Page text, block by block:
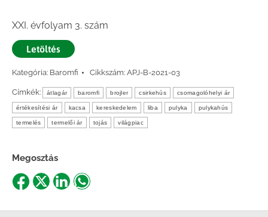
XXI. évfolyam 3. szám
Letöltés
Kategória: Baromfi Cikkszám: APJ-B-2021-03
Címkék: átlagár baromfi brojler csirkehús csomagolóhelyi ár
értékesítési ár kacsa kereskedelem liba pulyka pulykahús
termelés termelői ár tojás világpiac
Megosztás
ShareShareShareShare